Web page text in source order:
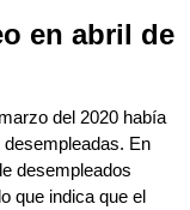
en abril de
del 2020 había
En
desempleados
que indica que el